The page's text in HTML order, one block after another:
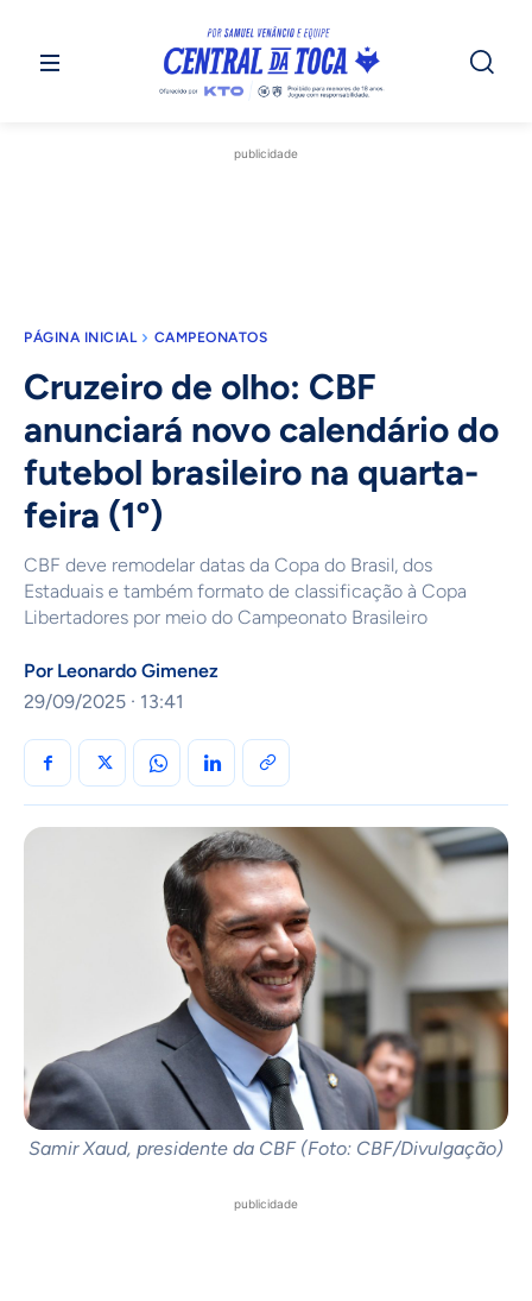
publicidade
PÁGINA INICIAL CAMPEONATOS
Cruzeiro de olho: CBF
anunciará novo calendário do
futebol brasileiro na quarta-
feira (1º)
CBF deve remodelar datas da Copa do Brasil, dos
Estaduais e também formato de classificação à Copa
Libertadores por meio do Campeonato Brasileiro
Por Leonardo Gimenez
29/09/2025 · 13:41
Samir Xaud, presidente da CBF (Foto: CBF/Divulgação)
publicidade